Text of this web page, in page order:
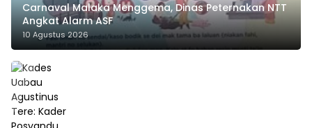
Carnaval Malaka Menggema, Dinas Peternakan NTT
Angkat Alarm ASF
10 Agustus 2026